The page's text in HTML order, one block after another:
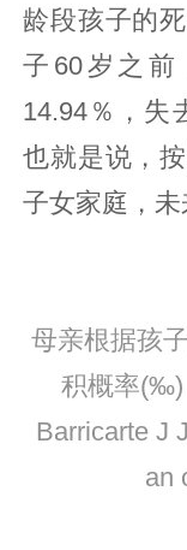
龄段孩子的
子60岁之前
14.94％，失
也就是说，
子女家庭，未
母亲根据孩
积概率(‰)
Barricarte J
an